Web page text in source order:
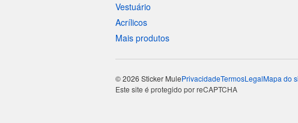
Vestuário
Acrílicos
Mais produtos
© 2026 Sticker MulePrivacidadeTermosLegalMapa do
Este site é protegido por reCAPTCHA